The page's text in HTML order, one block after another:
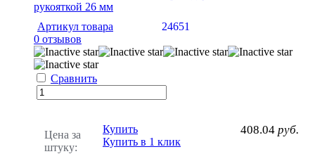
рукояткой 26 мм
Артикул товара
24651
0 отзывов
Сравнить
Цена за
штуку:
408.04 руб.
Купить
Купить в 1 клик